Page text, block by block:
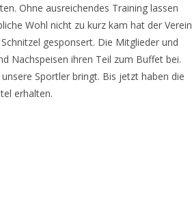
Ohne ausreichendes Training lassen
Wohl nicht zu kurz kam hat der Verein
gesponsert. Die Mitglieder und
Nachspeisen ihren Teil zum Buffet bei.
Sportler bringt. Bis jetzt haben die
erhalten.